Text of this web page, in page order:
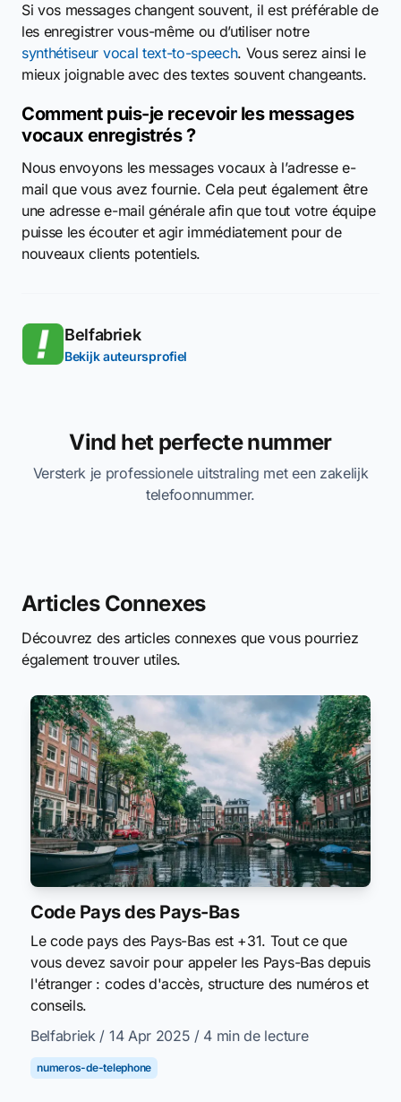
Si vos messages changent souvent, il est préférable de
les enregistrer vous-même ou d’utiliser notre
synthétiseur vocal text-to-speech. Vous serez ainsi le
mieux joignable avec des textes souvent changeants.
Comment puis-je recevoir les messages
vocaux enregistrés ?
Nous envoyons les messages vocaux à l’adresse e-
mail que vous avez fournie. Cela peut également être
une adresse e-mail générale afin que tout votre équipe
puisse les écouter et agir immédiatement pour de
nouveaux clients potentiels.
Belfabriek
Bekijk auteursprofiel
Vind het perfecte nummer
Versterk je professionele uitstraling met een zakelijk
telefoonnummer.
Articles Connexes
Découvrez des articles connexes que vous pourriez
également trouver utiles.
Code Pays des Pays-Bas
Le code pays des Pays-Bas est +31. Tout ce que
vous devez savoir pour appeler les Pays-Bas depuis
l'étranger : codes d'accès, structure des numéros et
conseils.
Belfabriek / 14 Apr 2025 / 4 min de lecture
numeros-de-telephone